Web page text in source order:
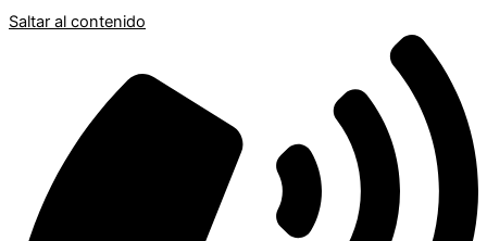
Saltar al contenido